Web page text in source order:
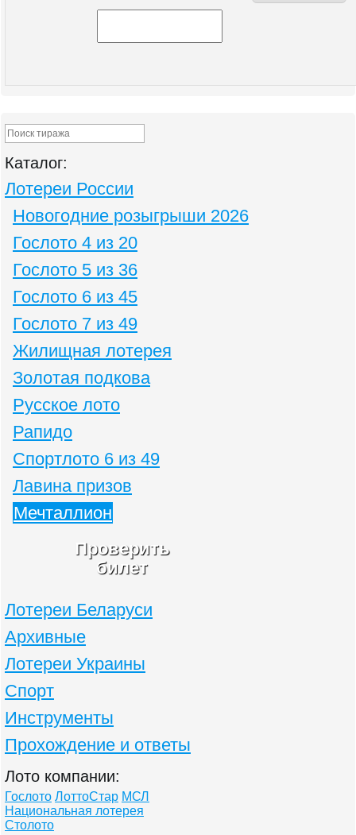
Каталог:
Лотереи России
Новогодние розыгрыши 2026
Гослото 4 из 20
Гослото 5 из 36
Гослото 6 из 45
Гослото 7 из 49
Жилищная лотерея
Золотая подкова
Русское лото
Рапидо
Спортлото 6 из 49
Лавина призов
Мечталлион
Проверить
билет
Лотереи Беларуси
Архивные
Лотереи Украины
Спорт
Инструменты
Прохождение и ответы
Лото компании:
Гослото ЛоттоСтар МСЛ
Национальная лотерея
Столото